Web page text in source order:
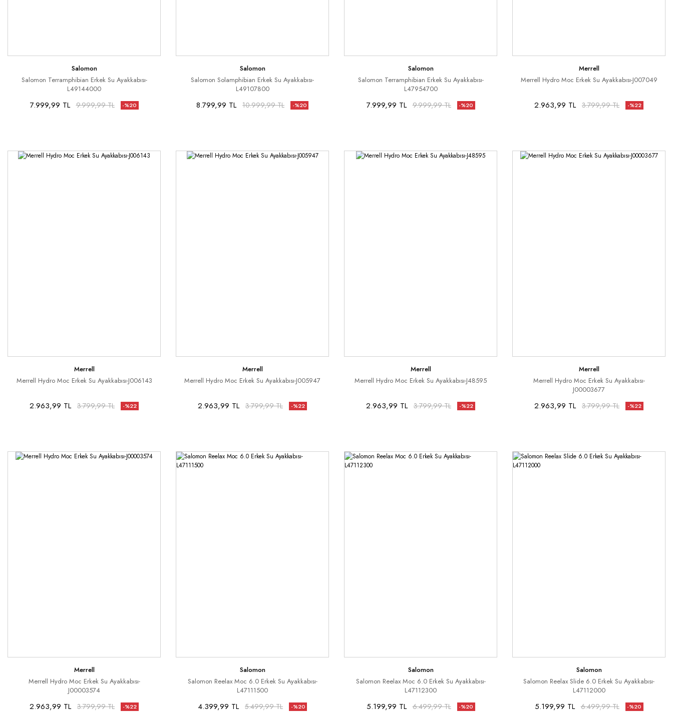
Salomon
Salomon Terramphibian Erkek Su Ayakkabısı-
L49144000
7.999,99 TL 9.999,99 TL -%20
Salomon
Salomon Solamphibian Erkek Su Ayakkabısı-
L49107800
8.799,99 TL 10.999,99 TL -%20
Salomon
Salomon Terramphibian Erkek Su Ayakkabısı-
L47954700
7.999,99 TL 9.999,99 TL -%20
Merrell
Merrell Hydro Moc Erkek Su Ayakkabısı-J007049
2.963,99 TL 3.799,99 TL -%22
Merrell
Merrell Hydro Moc Erkek Su Ayakkabısı-J006143
2.963,99 TL 3.799,99 TL -%22
Merrell
Merrell Hydro Moc Erkek Su Ayakkabısı-J005947
2.963,99 TL 3.799,99 TL -%22
Merrell
Merrell Hydro Moc Erkek Su Ayakkabısı-J48595
2.963,99 TL 3.799,99 TL -%22
Merrell
Merrell Hydro Moc Erkek Su Ayakkabısı-
J00003677
2.963,99 TL 3.799,99 TL -%22
Merrell
Merrell Hydro Moc Erkek Su Ayakkabısı-
J00003574
2.963,99 TL 3.799,99 TL -%22
Salomon
Salomon Reelax Moc 6.0 Erkek Su Ayakkabısı-
L47111500
4.399,99 TL 5.499,99 TL -%20
Salomon
Salomon Reelax Moc 6.0 Erkek Su Ayakkabısı-
L47112300
5.199,99 TL 6.499,99 TL -%20
Salomon
Salomon Reelax Slide 6.0 Erkek Su Ayakkabısı-
L47112000
5.199,99 TL 6.499,99 TL -%20